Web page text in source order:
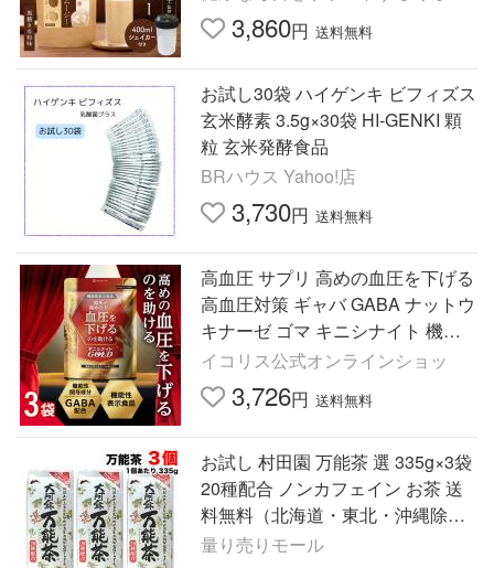
鉄分補給の栄養機能食品
3,860円 送料無料
お試し30袋 ハイゲンキ ビフィズス
玄米酵素 3.5g×30袋 HI-GENKI 顆
粒 玄米発酵食品
BRハウス Yahoo!店
3,730円 送料無料
高血圧 サプリ 高めの血圧を下げる
高血圧対策 ギャバ GABA ナットウ
キナーゼ ゴマ キニシナイト 機能
性表示食品 3袋セット 爆買
イコリス公式オンラインショッ
3,726円 送料無料
お試し 村田園 万能茶 選 335g×3袋
20種配合 ノンカフェイン お茶 送
料無料（北海道・東北・沖縄除
く）
量り売りモール